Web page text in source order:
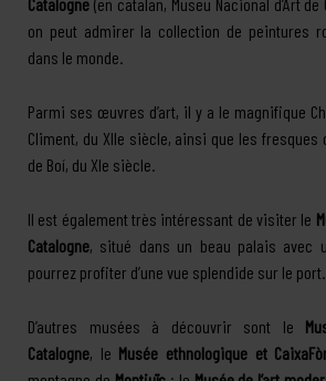
on peut admirer la collection de peintures
dans le monde.
Parmi ses œuvres d’art, il y a le magnifique
Climent, du XIIe siècle, ainsi que les fresques
de Boí, du XIe siècle.
Il est également très intéressant de visiter le
Catalogne, situé dans un beau palais avec
pourrez profiter d’une vue splendide sur le port.
D’autres musées à découvrir sont le
Catalogne, le Musée ethnologique et